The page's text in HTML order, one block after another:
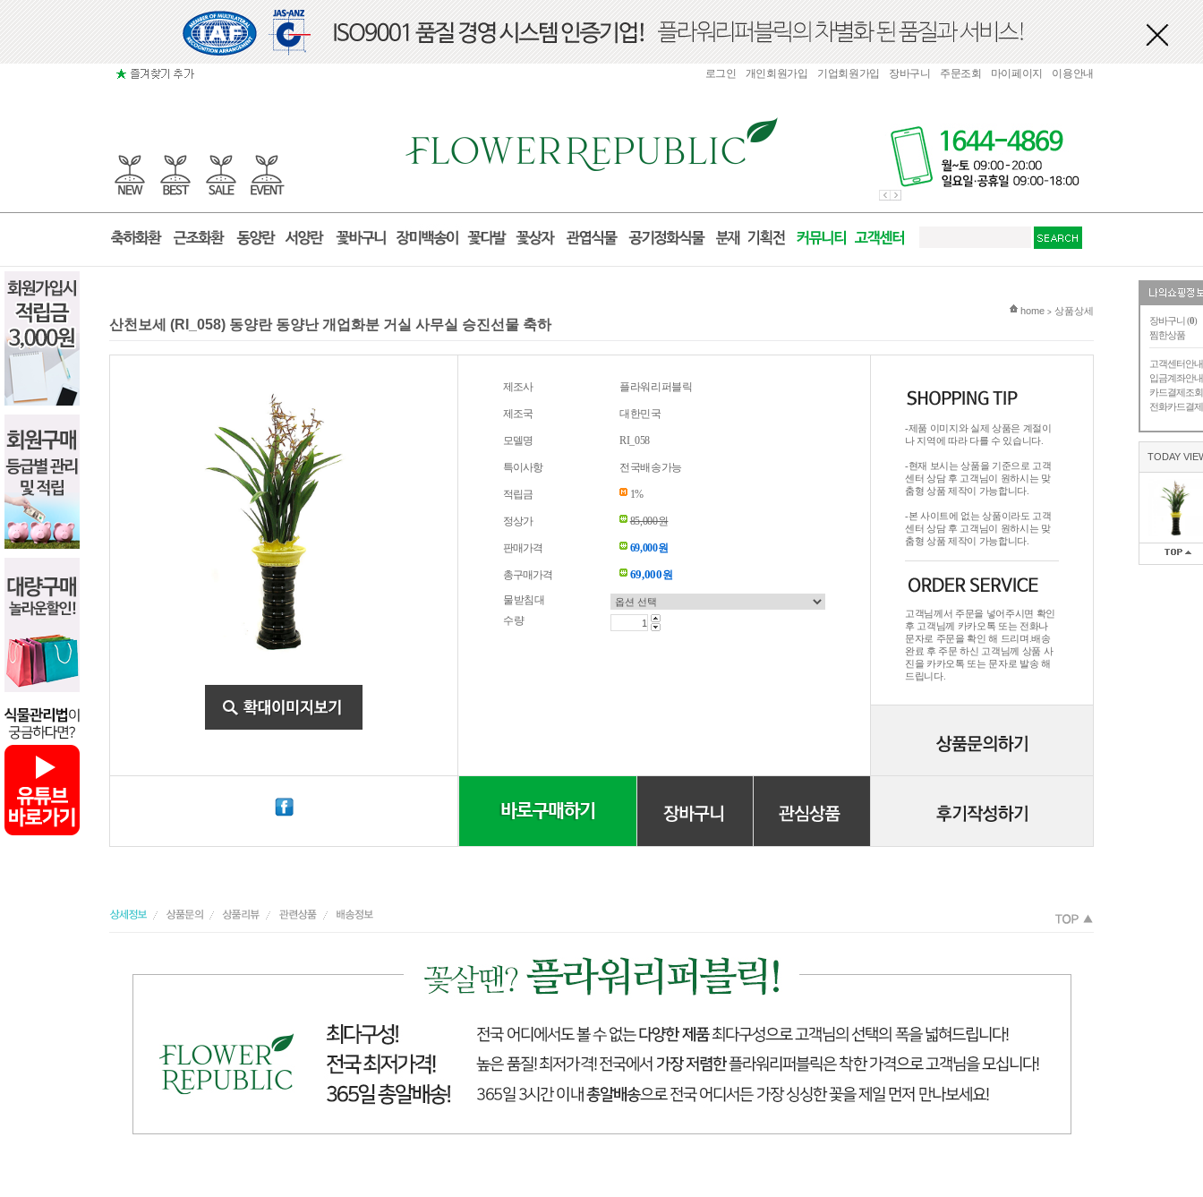
장바구니 (0)
찜한상품
고객센터안내
입금계좌안내
카드결제조회
전화카드결제
TODAY
로그인 개인회원가입 기업회원가입 장바구니 주문조회 마이페이지 이용안내
현재 위치
home > 상품상세
산천보세 (RI_058) 동양란 동양난 개업화분 거실 사무실 승진선물 축하
제조사 플라워리퍼블릭
제조국 대한민국
모델명 RI_058
특이사항 전국배송가능
적립금 1%
정상가 85,000원
판매가격 69,000원
총구매가격 69,000원
물받침대
수량
-제품 이미지와 실제 상품은 계절이
나 지역에 따라 다를 수 있습니다.
-현재 보시는 상품을 기준으로 고객
센터 상담 후 고객님이 원하시는 맞
춤형 상품 제작이 가능합니다.
-본 사이트에 없는 상품이라도 고객
센터 상담 후 고객님이 원하시는 맞
춤형 상품 제작이 가능합니다.
고객님께서 주문을 넣어주시면 확인
후 고객님께 카카오톡 또는 전화나
문자로 주문을 확인 해 드리며.배송
완료 후 주문 하신 고객님께 상품 사
진을 카카오톡 또는 문자로 발송 해
드립니다.